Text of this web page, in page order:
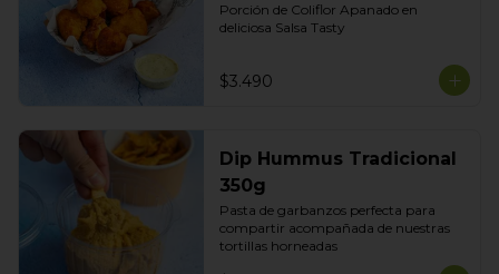
Porción de Coliflor Apanado en
deliciosa Salsa Tasty
$3.490
Dip Hummus Tradicional
350g
Pasta de garbanzos perfecta para
compartir acompañada de nuestras
tortillas horneadas